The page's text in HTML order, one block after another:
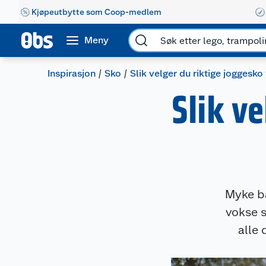
Kjøpeutbytte som Coop-medlem
Meny
Inspirasjon Sko Slik velger du riktige
Slik
Myke
vokse
alle